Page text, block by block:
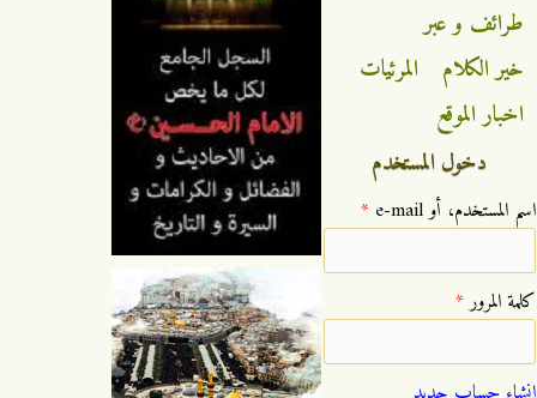
طرائف و عبر
خير الكلام
المرئيات
اخبار الموقع
دخول المستخدم
‏اسم المستخدم، أو e-mail ‏ *
‏كلمة المرور ‏*